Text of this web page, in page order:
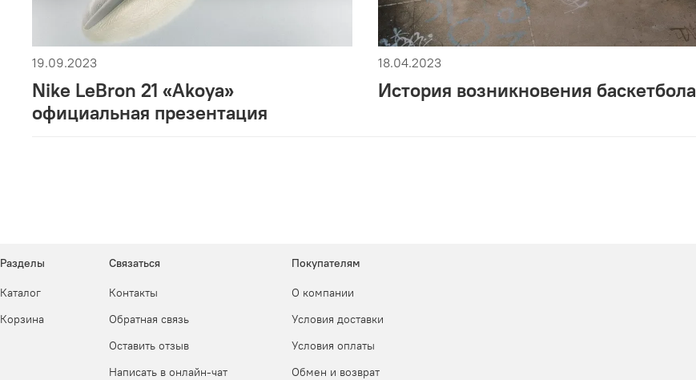
19.09.2023
Nike LeBron 21 «Akoya»
официальная презентация
18.04.2023
История возникновения баскетбола
Разделы
Каталог
Корзина
Связаться
Контакты
Обратная связь
Оставить отзыв
Написать в онлайн-чат
Покупателям
О компании
Условия доставки
Условия оплаты
Обмен и возврат